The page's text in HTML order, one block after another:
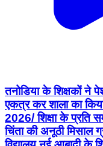
तनोडिया के शिक्षकों ने
एकत्र कर शाला का
2026/ शिक्षा के प्रति
चिंता की अनूठी मिसाल